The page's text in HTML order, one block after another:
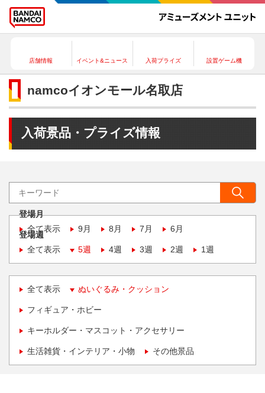
店舗情報 イベント&ニュース 入荷プライズ 設置ゲーム機
namcoイオンモール名取店
入荷景品・プライズ情報
登場月
全て表示
9月 8月 7月 6月
登場週
全て表示
5週 4週 3週 2週 1週
全て表示 ぬいぐるみ・クッション
フィギュア・ホビー
キーホルダー・マスコット・アクセサリー
生活雑貨・インテリア・小物 その他景品